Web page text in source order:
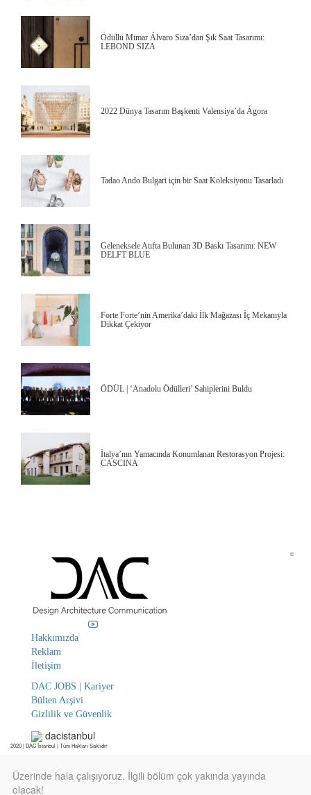
Ödüllü Mimar Álvaro Siza’dan Şık Saat Tasarımı:
LEBOND SIZA
2022 Dünya Tasarım Başkenti Valensiya’da Ágora
Tadao Ando Bulgari için bir Saat Koleksiyonu Tasarladı
Geleneksele Atıfta Bulunan 3D Baskı Tasarımı: NEW
DELFT BLUE
Forte Forte’nin Amerika’daki İlk Mağazası İç Mekanıyla
Dikkat Çekiyor
ÖDÜL | ‘Anadolu Ödülleri’ Sahiplerini Buldu
İtalya’nın Yamacında Konumlanan Restorasyon Projesi:
CASCINA
Hakkımızda
Reklam
İletişim
DAC JOBS | Kariyer
Bülten Arşivi
Gizlilik ve Güvenlik
dacistanbul
©
2020 | DAC İstanbul | Tüm Hakları Saklıdır
Üzerinde hala çalışıyoruz. İlgili bölüm çok yakında yayında
olacak!